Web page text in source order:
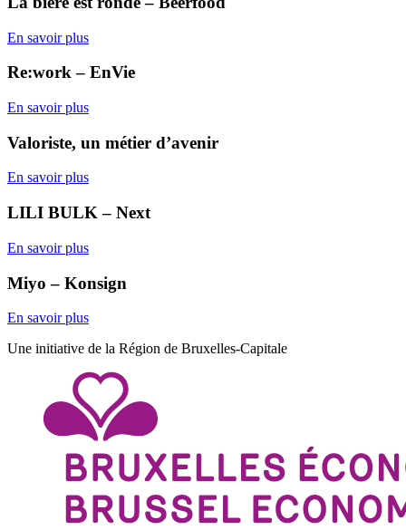
En savoir plus
Re:work – EnVie
En savoir plus
Valoriste, un métier d’avenir
En savoir plus
LILI BULK – Next
En savoir plus
Miyo – Konsign
En savoir plus
Une initiative de la Région de Bruxelles-Capitale